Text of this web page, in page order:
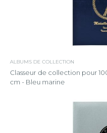
ALBUMS DE COLLECTION
Classeur de collection pour
cm - Bleu marine